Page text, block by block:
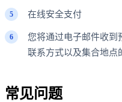
在线安全支付
您将通过电子邮件收到
联系方式以及集合地点
常见问题